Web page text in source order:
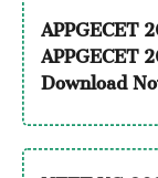
APPGECET
APPGECET
Download